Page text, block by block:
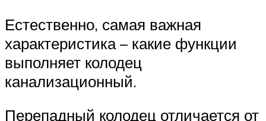
Естественно, самая важная
характеристика – какие функции
выполняет колодец
канализационный.
Перепадный колодец отличается от